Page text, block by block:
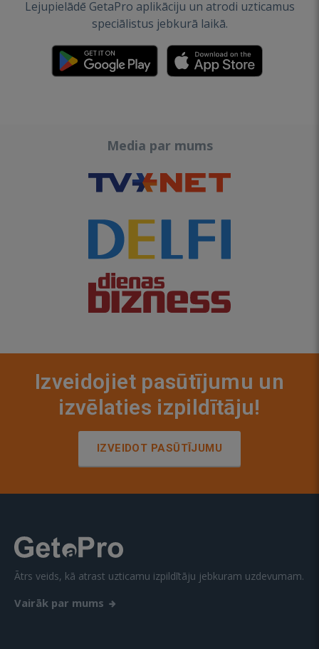
Lejupielādē GetaPro aplikāciju un atrodi uzticamus
speciālistus jebkurā laikā.
Media par mums
Izveidojiet pasūtījumu un
izvēlaties izpildītāju!
IZVEIDOT PASŪTĪJUMU
Ātrs veids, kā atrast uzticamu izpildītāju jebkuram uzdevumam.
Vairāk par mums